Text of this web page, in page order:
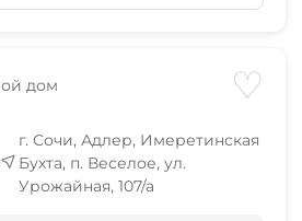
дом ♡
г. Сочи, Адлер, Имеретинская
Бухта, п. Веселое, ул.
Урожайная, 107/а